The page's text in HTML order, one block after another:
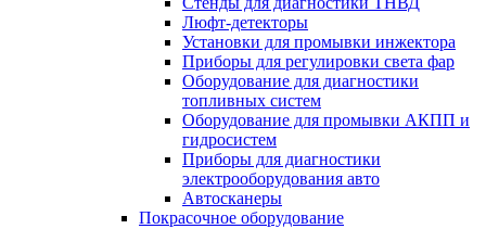
Люфт-детекторы
Установки для промывки инжектора
Приборы для регулировки света фар
Оборудование для диагностики
топливных систем
Оборудование для промывки АКПП и
гидросистем
Приборы для диагностики
электрооборудования авто
Автосканеры
Покрасочное оборудование